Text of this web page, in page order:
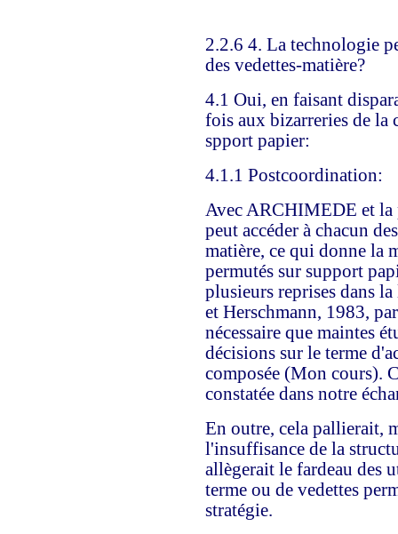
2.2.6 4. La technologie
des vedettes-matière?
4.1 Oui, en faisant
fois aux bizarreries de la
spport papier:
4.1.1 Postcoordination:
Avec ARCHIMEDE et la
peut accéder à chacun
matière, ce qui donne la
permutés sur support
plusieurs reprises dans
et Herschmann, 1983,
nécessaire que maintes
décisions sur le terme
composée (Mon cours).
constatée dans notre
En outre, cela pallierait,
l'insuffisance de la
allègerait le fardeau des
terme ou de vedettes
stratégie.